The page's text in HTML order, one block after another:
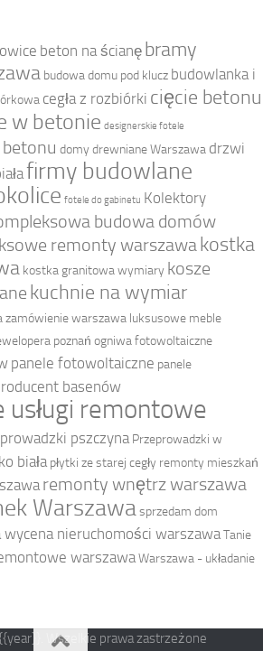
beton na ścianę bramy
budowa domu pod klucz budowlanka i
cegła z rozbiórki cięcie betonu
w betonie designerskie fotele
domy drewniane Warszawa drzwi
firmy budowlane
fotele do gabinetu Kolektory
budowa domów
remonty warszawakostka
kostka granitowa wymiary kosze
kuchnie na wymiar
zamówienie warszawa luksusowe meble
poznań ogniwa fotowoltaiczne
panele fotowoltaiczne panele
basenów
usługi remontowe
pszczyna Przeprowadzki w
biała płytki ze starej cegły remonty mieszkań
remonty wnętrz warszawa
Warszawasprzedam dom
wycena nieruchomości warszawaTanie
warszawaWarszawa - układanie
Wszelkie prawa zastrzeżone